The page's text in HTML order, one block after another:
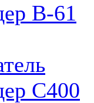
В-61
С400